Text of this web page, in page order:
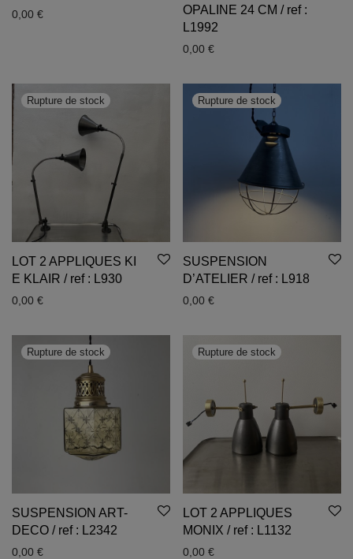
0,00 €
OPALINE 24 CM / ref :
L1992
0,00 €
LOT 2 APPLIQUES KI
E KLAIR / ref : L930
0,00 €
SUSPENSION
D’ATELIER / ref : L918
0,00 €
SUSPENSION ART-
DECO / ref : L2342
0,00 €
LOT 2 APPLIQUES
MONIX / ref : L1132
0,00 €